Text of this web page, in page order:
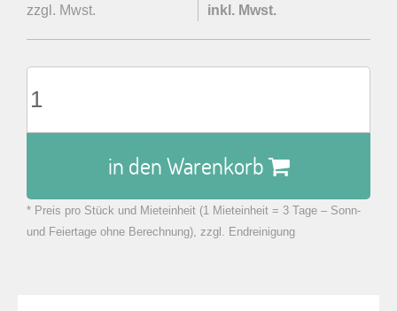
zzgl. Mwst. inkl. Mwst.
in den Warenkorb
zu Warenkorb hinzugefügt.
* Preis pro Stück und Mieteinheit (1 Mieteinheit = 3 Tage – Sonn-
und Feiertage ohne Berechnung), zzgl. Endreinigung